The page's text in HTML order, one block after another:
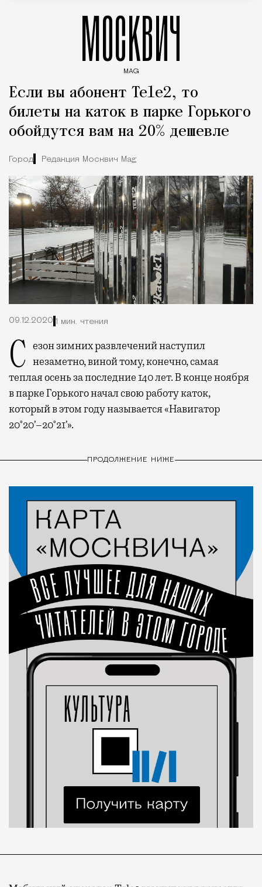
МОСКВИЧ
MAG
Если вы абонент Tele2, то
билеты на каток в парке Горького
обойдутся вам на 20% дешевле
Город Редакция Москвич Mag
09.12.2020 1 мин. чтения
Сезон зимних развлечений наступил незаметно, виной тому, конечно, самая
теплая осень за последние 140 лет. В конце ноября
в парке Горького начал свою работу каток,
который в этом году называется «Навигатор
20°20’–20°21’».
ПРОДОЛЖЕНИЕ НИЖЕ